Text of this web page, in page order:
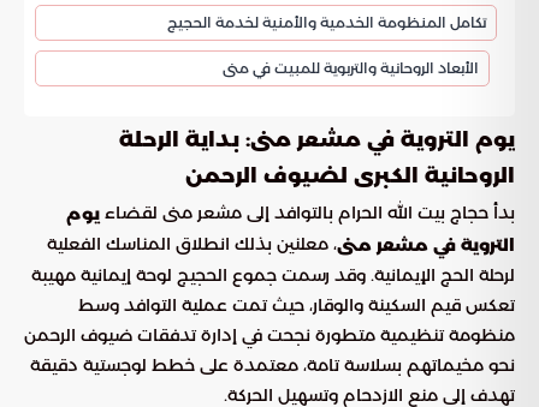
تكامل المنظومة الخدمية والأمنية لخدمة الحجيج
الأبعاد الروحانية والتربوية للمبيت في منى
يوم التروية في مشعر منى: بداية الرحلة
الروحانية الكبرى لضيوف الرحمن
بدأ حجاج بيت الله الحرام بالتوافد إلى مشعر منى لقضاء يوم
التروية في مشعر منى، معلنين بذلك انطلاق المناسك الفعلية
لرحلة الحج الإيمانية. وقد رسمت جموع الحجيج لوحة إيمانية مهيبة
تعكس قيم السكينة والوقار، حيث تمت عملية التوافد وسط
منظومة تنظيمية متطورة نجحت في إدارة تدفقات ضيوف الرحمن
نحو مخيماتهم بسلاسة تامة، معتمدة على خطط لوجستية دقيقة
تهدف إلى منع الازدحام وتسهيل الحركة.